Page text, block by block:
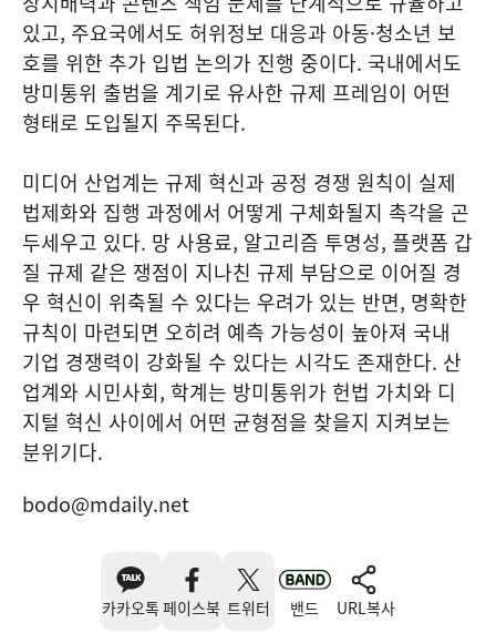
있고, 주요국에서도 허위정보 대응과 아동·청소년 보
호를 위한 추가 입법 논의가 진행 중이다. 국내에서도
방미통위 출범을 계기로 유사한 규제 프레임이 어떤
형태로 도입될지 주목된다.
미디어 산업계는 규제 혁신과 공정 경쟁 원칙이 실제
법제화와 집행 과정에서 어떻게 구체화될지 촉각을 곤
두세우고 있다. 망 사용료, 알고리즘 투명성, 플랫폼 갑
질 규제 같은 쟁점이 지나친 규제 부담으로 이어질 경
우 혁신이 위축될 수 있다는 우려가 있는 반면, 명확한
규칙이 마련되면 오히려 예측 가능성이 높아져 국내
기업 경쟁력이 강화될 수 있다는 시각도 존재한다. 산
업계와 시민사회, 학계는 방미통위가 헌법 가치와 디
지털 혁신 사이에서 어떤 균형점을 찾을지 지켜보는
분위기다.
bodo@mdaily.net
카카오톡 페이스북 트위터 밴드 URL복사